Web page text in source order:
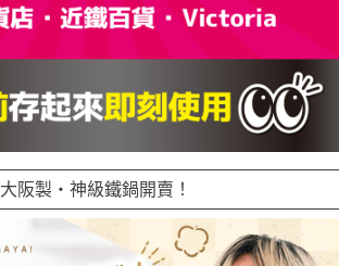
大阪製・神級鐵鍋開賣！